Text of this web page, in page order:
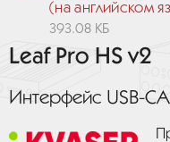
(на английском
393.08 КБ
Leaf Pro HS v2
Интерфейс USB-